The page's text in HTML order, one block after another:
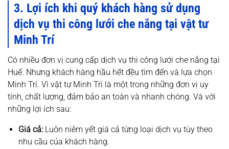
3. Lợi ích khi quý khách hàng sử dụng
dịch vụ thi công lưới che nắng tại vật tư
Minh Trí
Có nhiều đơn vị cung cấp dịch vụ thi công lưới che nắng tại
Huế. Nhưng khách hàng hầu hết đều tìm đến và lựa chọn
Minh Trí. Vì vật tư Minh Trí là một trong những đơn vị uy
tính, chất lượng, đảm bảo an toàn và nhanh chóng. Và với
những lợi ích sau:
Giá cả:Luôn niêm yết giá cả từng loại dịch vụ tùy theo
nhu cầu của khách hàng.